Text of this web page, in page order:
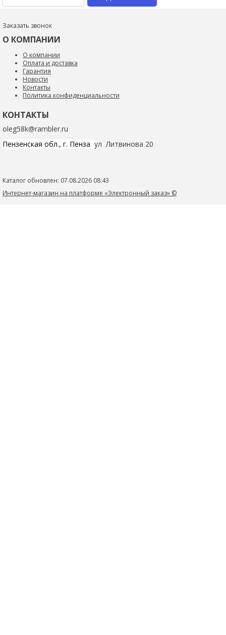
Заказать звонок
О КОМПАНИИ
О компании
Оплата и доставка
Гарантия
Новости
Контакты
Политика конфиденциальности
КОНТАКТЫ
oleg58k@rambler.ru
Пензенская обл., г. Пенза ул Литвинова 20
Каталог обновлен: 07.08.2026 08:43
Интернет-магазин на платформе «Электронный заказ» ©